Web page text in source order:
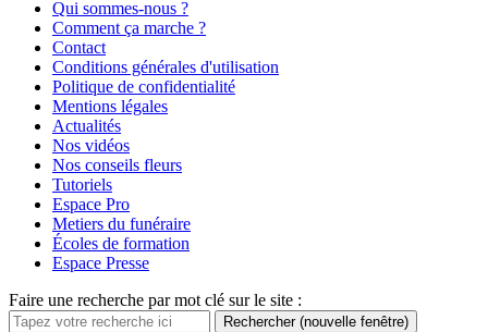
Qui sommes-nous ?
Comment ça marche ?
Contact
Conditions générales d'utilisation
Politique de confidentialité
Mentions légales
Actualités
Nos vidéos
Nos conseils fleurs
Tutoriels
Espace Pro
Metiers du funéraire
Écoles de formation
Espace Presse
Faire une recherche par mot clé sur le site :
Rechercher (nouvelle fenêtre)